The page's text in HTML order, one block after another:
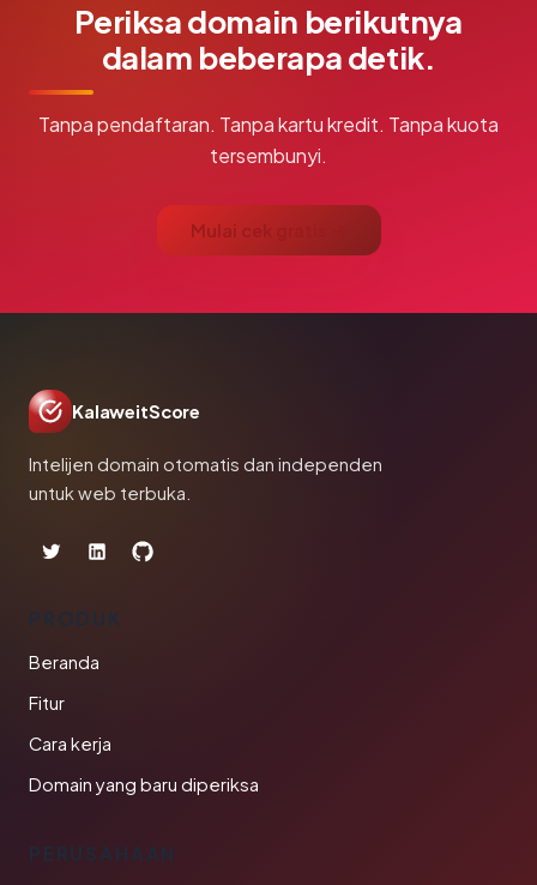
Periksa domain berikutnya
dalam beberapa detik.
Tanpa pendaftaran. Tanpa kartu kredit. Tanpa kuota
tersembunyi.
Mulai cek gratis →
KalaweitScore
Intelijen domain otomatis dan independen
untuk web terbuka.
PRODUK
Beranda
Fitur
Cara kerja
Domain yang baru diperiksa
PERUSAHAAN